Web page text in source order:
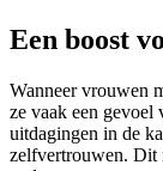
Een boost
Wanneer vrouwen
ze vaak een
uitdagingen in de
zelfvertrouwen. Dit